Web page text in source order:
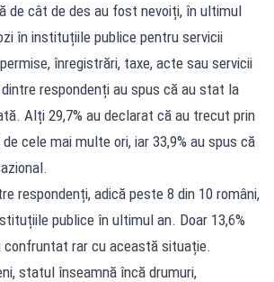
de cât de des au fost nevoiți, în ultimul
în instituțiile publice pentru servicii
înregistrări, taxe, acte sau servicii
respondenți au spus că au stat la
Alți 29,7% au declarat că au trecut prin
cele mai multe ori, iar 33,9% au spus că
respondenți, adică peste 8 din 10 români,
publice în ultimul an. Doar 13,6%
confruntat rar cu această situație.
statul înseamnă încă drumuri,